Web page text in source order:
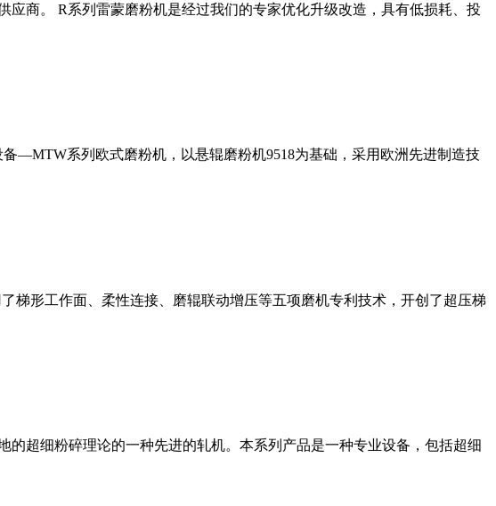
商。 R系列雷蒙磨粉机是经过我们的专家优化升级改造，具有低损耗、投
—MTW系列欧式磨粉机，以悬辊磨粉机9518为基础，采用欧洲先进制造技
梯形工作面、柔性连接、磨辊联动增压等五项磨机专利技术，开创了超压梯
超细粉碎理论的一种先进的轧机。本系列产品是一种专业设备，包括超细